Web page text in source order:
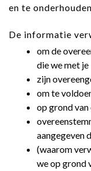
en te
De informatie
om de
die we met je
zijn
om te
op grond
aangegeven
(waarom
we op grond